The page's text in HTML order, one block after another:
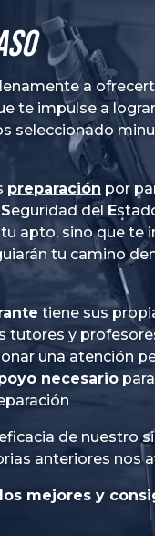
a
te impulse a
seleccionado
preparación por
Seguridad del
apto, sino que te
tu camino
tiene sus
tutores y
una atención
necesario
de nuestro
anteriores nos
mejores y